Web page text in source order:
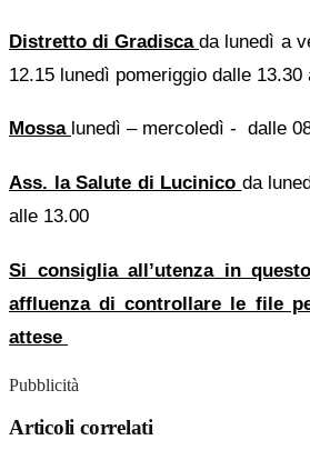
Distretto di Gradiscada lunedì a
12.15 lunedì pomeriggio dalle 13.30
Mossa lunedì – mercoledì - dalle
Ass. la Salute di Lucinico da
alle 13.00
Si consiglia all’utenza in
affluenza di controllare le file
attese
Pubblicità
Articoli correlati